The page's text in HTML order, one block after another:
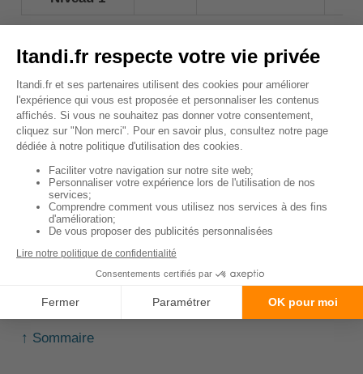
*Méthodologie: simulation (à jour) réalisée
le 15/01/2025 pour une assurance santé pour
chat formule medium pour un Angora Turc de
1 an.
Vous souhaitez accéder à un comparatif plus
complet ?
👉 Ici se trouve notrecomparatif complet des
mutuelles pour les chats(par garanties, prix, ...)
comparateur interactif pour
obtenir des résultats adaptés à votre chat
↑ Sommaire